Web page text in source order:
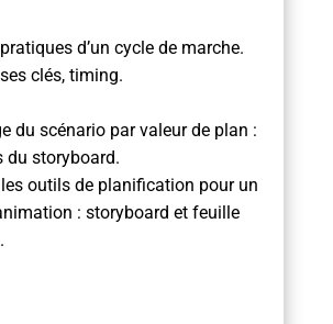
d’un cycle de marche.
clés, timing.
du scénario par valeur de plan :
du storyboard.
outils de planification pour un
: storyboard et feuille